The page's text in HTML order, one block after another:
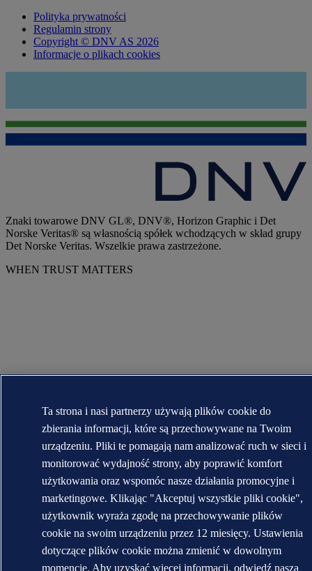
Polityka prywatności
Regulamin strony
Copyright © DNV AS 2026
Informacje o plikach cookies
Znaki towarowe DNV GL®, DNV®, Horizon Graphic i Det
Norske Veritas® są własnością spółek wchodzących w skład grupy
Det Norske Veritas. Wszelkie prawa zastrzeżone.
WHEN TRUST MATTERS
Ta strona i nasi partnerzy używają plików cookie do
zbierania informacji, które są przechowywane na Twoim
urządzeniu. Pliki te pomagają nam analizować ruch w sieci i
monitorować wydajność strony, aby poprawić komfort
użytkowania oraz wspomóc nasze działania promocyjne i
marketingowe. Klikając "Akceptuj wszystkie pliki cookie",
użytkownik wyraża zgodę na przechowywanie plików
cookie na swoim urządzeniu przez 12 miesięcy. Ustawienia
dotyczące plików cookie można zmienić w dowolnym
momencie. Aby uzyskać więcej informacji, odwiedź naszą